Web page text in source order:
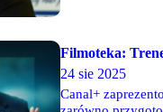
Filmoteka:
24 sie 2025
Canal+